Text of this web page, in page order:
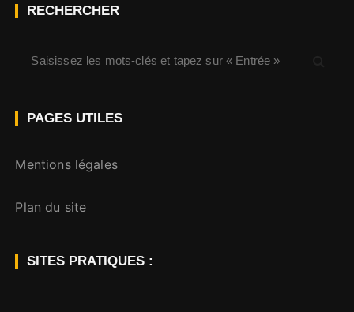
RECHERCHER
h
e
c
e
u
PAGES UTILES
Mentions légales
Plan du site
SITES PRATIQUES :